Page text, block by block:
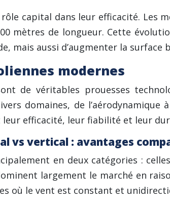
capital dans leur efficacité. Les
mètres de longueur. Cette
mais aussi d’augmenter la surface
modernes
de véritables prouesses
domaines, de
leur efficacité, leur fiabilité et leur
vs vertical : avantages
en deux catégories :
largement le marché en
où le vent est constant et